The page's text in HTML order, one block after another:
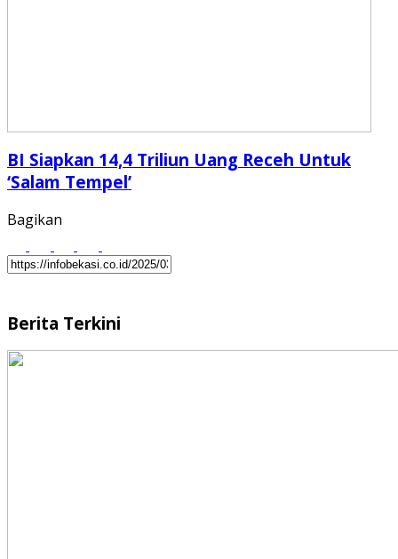
BI Siapkan 14,4 Triliun Uang Receh Untuk
‘Salam Tempel’
Bagikan
Berita Terkini